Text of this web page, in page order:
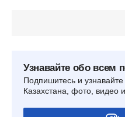
Узнавайте обо всем
Подпишитесь и
Казахстана, фото, видео